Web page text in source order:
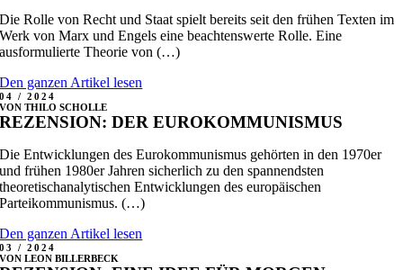
Die Rolle von Recht und Staat spielt bereits seit den frühen Texten im
Werk von Marx und Engels eine beachtenswerte Rolle. Eine
ausformulierte Theorie von (…)
Den ganzen Artikel lesen
04 / 2024
VON THILO SCHOLLE
REZENSION: DER EUROKOMMUNISMUS
Die Entwicklungen des Eurokommunismus gehörten in den 1970er
und frühen 1980er Jahren sicherlich zu den spannendsten
theoretischanalytischen Entwicklungen des europäischen
Parteikommunismus. (…)
Den ganzen Artikel lesen
03 / 2024
VON LEON BILLERBECK